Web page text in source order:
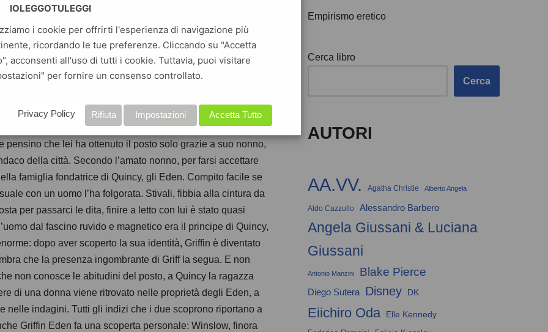
il romance: arriva in Italia il libro trend del Booktok! Da
Covington difende i valori in cui crede profondamente: la
e il rispetto della legge. Quando, dopo la rottura con il
si trasferisce a Quincy come nuovo capo della Polizia
a provare alla comunità del Montana tutto il suo valore, per
pensino che lei ha ottenuto il posto solo grazie a suo nonno,
della città. Secondo l’amato nonno, per farsi accettare
famiglia fondatrice di Quincy, gli Eden. Compito facile se
con un uomo l’ha folgorata. Stivali, fibbia alla cintura da
per passarci le dita, finire a letto con lui è stato quasi
dal fascino ruvido e magnetico era il principe di Quincy,
dopo aver scoperto la sua identità, Griffin è diventato
che la presenza ingombrante di Griff la segua. E non
non conosce le abitudini del posto, a Quincy la ragazza
di una donna viene ritrovato nelle proprietà degli Eden, a
nelle indagini. Tutti gli indizi che i due scoprono riportano a
Griffin Eden fa una scoperta personale: Winslow, finora
Empirismo eretico
Cerca libro
Cerca
AUTORI
AA.VV. Agatha Christie Alberto Angela
Aldo Cazzullo Alessandro Barbero
Angela Giussani & Luciana
Giussani
Antonio Manzini Blake Pierce
Diego Sutera Disney DK
Eiichiro Oda Elle Kennedy
IOLEGGOTULEGGI
i cookie per offrirti l'esperienza di navigazione più
ricordando le tue preferenze. Cliccando su "Accetta
acconsenti all'uso di tutti i cookie. Tuttavia, puoi visitare
per fornire un consenso controllato.
Accetta Tutto
Impostazioni
Rifiuta
Privacy Policy